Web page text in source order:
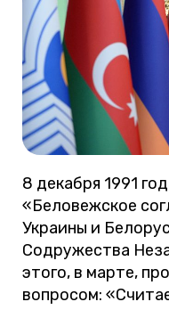
8 декабря 1991
«Беловежское
Украины и
Содружества
этого, в марте,
вопросом: